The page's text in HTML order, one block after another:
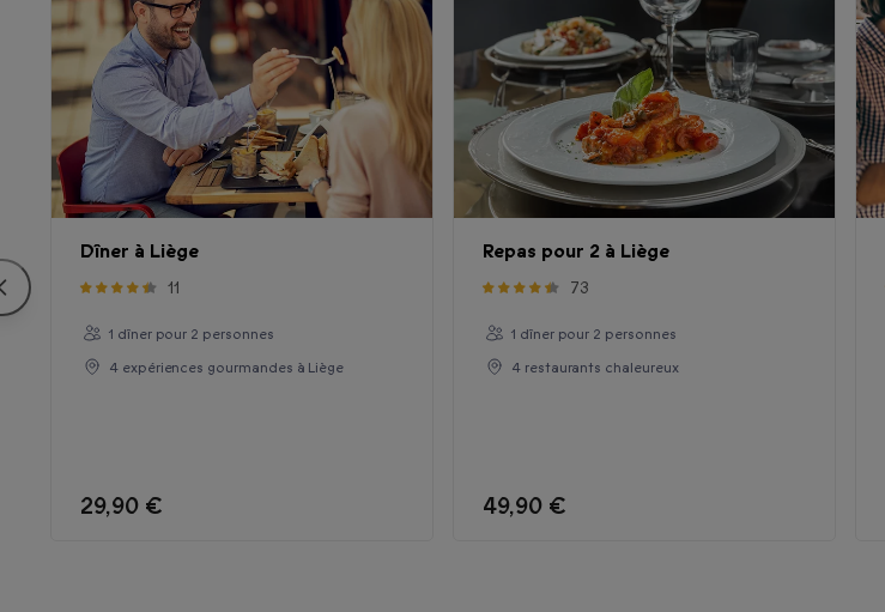
Dîner à Liège
11
1 dîner pour 2 personnes
4 expériences gourmandes à Liège
29,90 €
Repas pour 2 à Liège
73
1 dîner pour 2 personnes
4 restaurants chaleureux
49,90 €